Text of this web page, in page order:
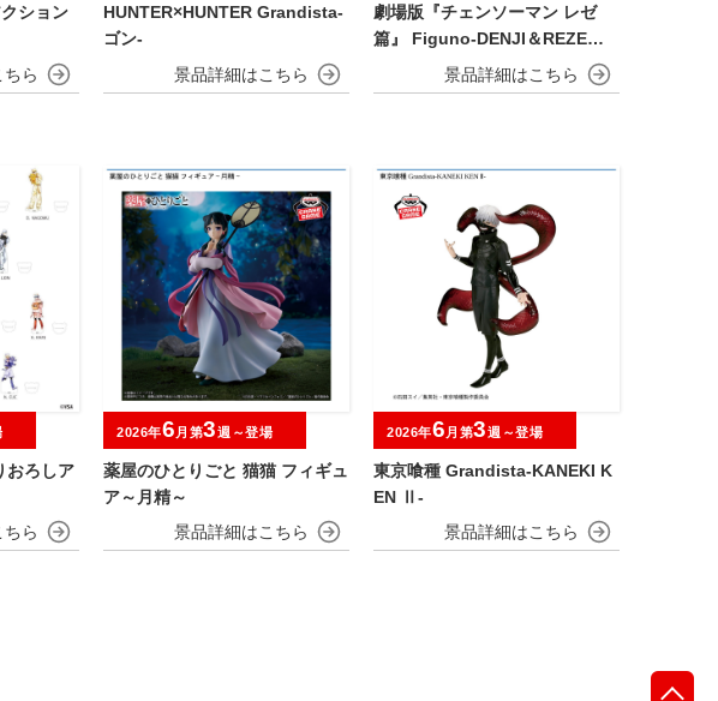
ション
HUNTER×HUNTER Grandista-
ゴン-
劇場版『チェンソーマン レゼ
篇』 Figuno-DENJI＆REZE＆C
HAINSAW MAN＆BOMB-
おろしア
薬屋のひとりごと 猫猫 フィギュ
ア～月精～
2026年6 月第3週～登場
東京喰種 Grandista-KANEKI K
EN Ⅱ-
2026年6 月第3週～登場